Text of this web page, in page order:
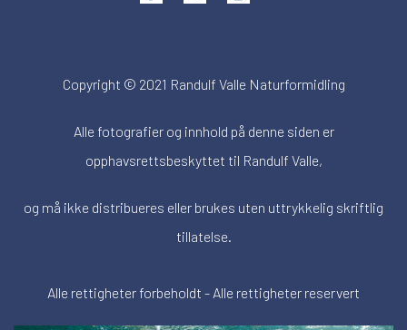
Copyright © 2021 Randulf Valle Naturformidling
Alle fotografier og innhold på denne siden er
opphavsrettsbeskyttet til Randulf Valle,
og må ikke distribueres eller brukes uten uttrykkelig skriftlig
tillatelse.
Alle rettigheter forbeholdt - Alle rettigheter reservert